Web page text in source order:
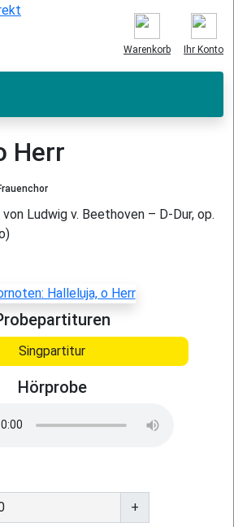
Ihr Konto
Warenkorb
Herr
Ludwig v. Beethoven – D-Dur, op.
Singpartitur
Hörprobe
+